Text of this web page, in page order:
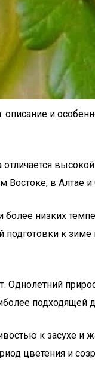
и
в Алтае и
низких
к
Однолетний
подходящей
к засухе и
цветения и